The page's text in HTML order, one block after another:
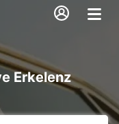
Erkelenz